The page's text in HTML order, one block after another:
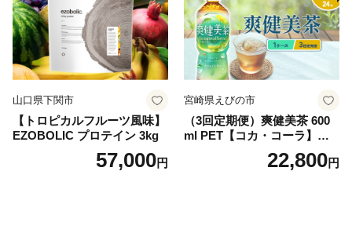
忍野村
山口県下関市
【トロピカルフルーツ風味】
EZOBOLIC プロテイン 3kg
57,000円
宮崎県えびの市
（3回定期便）爽健美茶 600
ml PET【コカ・コーラ】ペ
ットボトル 1ケース(24本) 定
期便 3回(72本) セット お茶
22,800円